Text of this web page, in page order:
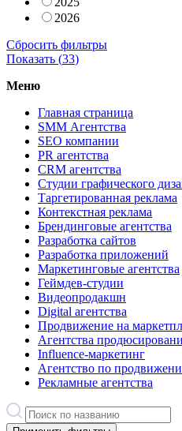
2026
Сбросить фильтры
Показать (33)
Меню
Главная страница
SMM Агентства
SEO компании
PR агентства
CRM агентства
Студии графического
Таргетированная реклама
Контекстная реклама
Брендинговые агентства
Разработка сайтов
Разработка приложений
Маркетинговые агентства
Геймдев-студии
Видеопродакшн
Digital агентства
Продвижение на
Агентства
Influence-маркетинг
Агентство по
Рекламные агентства